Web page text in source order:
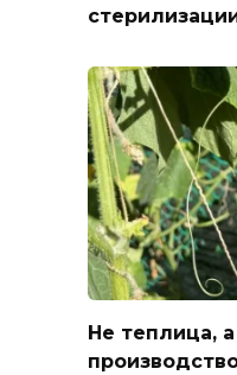
Не теплица,